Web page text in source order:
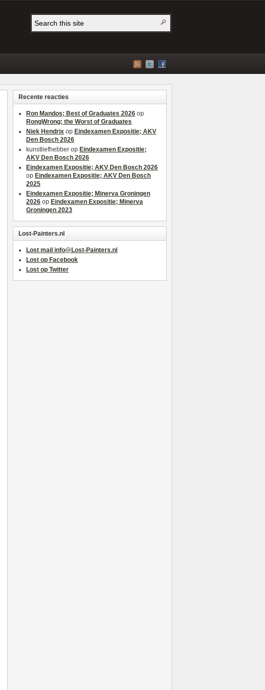
Recente reacties
Ron Mandos; Best of Graduates 2026 op
RongWrong; the Worst of Graduates
Niek Hendrix op Eindexamen Expositie; AKV
Den Bosch 2026
kunstliefhebber op Eindexamen Expositie;
AKV Den Bosch 2026
Eindexamen Expositie; AKV Den Bosch 2026
op Eindexamen Expositie; AKV Den Bosch
2025
Eindexamen Expositie; Minerva Groningen
2026 op Eindexamen Expositie; Minerva
Groningen 2023
Lost-Painters.nl
Lost mail info@Lost-Painters.nl
Lost op Facebook
Lost op Twitter